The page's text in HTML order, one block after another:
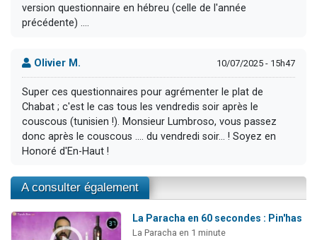
version questionnaire en hébreu (celle de l'année
précédente) ....
Olivier M. 10/07/2025 - 15h47
Super ces questionnaires pour agrémenter le plat de
Chabat ; c'est le cas tous les vendredis soir après le
couscous (tunisien !). Monsieur Lumbroso, vous passez
donc après le couscous .... du vendredi soir... ! Soyez en
Honoré d'En-Haut !
A consulter également
La Paracha en 60 secondes : Pin'has
La Paracha en 1 minute